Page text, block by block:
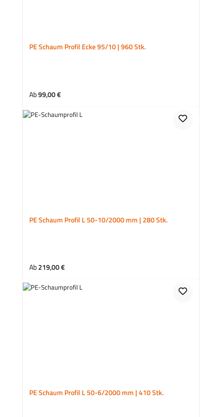
PE Schaum Profil Ecke 95/10 | 960 Stk.
Regulärer Preis:
Ab99,00 €
PE Schaum Profil L 50-10/2000 mm | 280 Stk.
Regulärer Preis:
Ab219,00 €
PE Schaum Profil L 50-6/2000 mm | 410 Stk.